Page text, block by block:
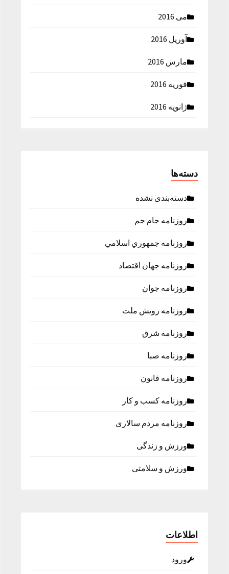
می 2016
آوریل 2016
مارس 2016
فوریه 2016
ژانویه 2016
دسته‌ها
دسته‌بندی نشده
روزنامه جام جم
روزنامه جمهوري اسلامي
روزنامه جهان اقتصاد
روزنامه جوان
روزنامه رویش ملت
روزنامه شرق
روزنامه صبا
روزنامه قانون
روزنامه كسب و كار
روزنامه مردم سالاری
ورزش و زندگی
ورزش و سلامتی
اطلاعات
ورود